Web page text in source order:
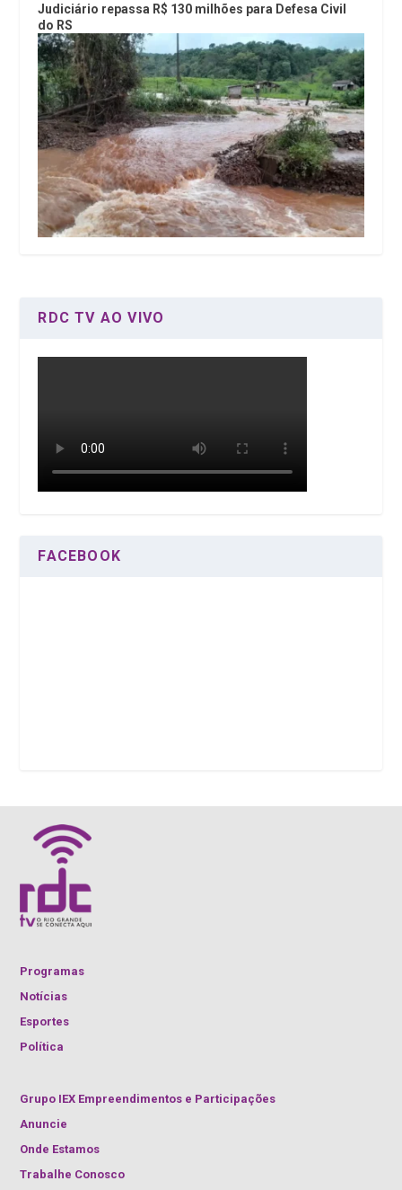
Judiciário repassa R$ 130 milhões para Defesa Civil
do RS
RDC TV AO VIVO
FACEBOOK
Programas
Notícias
Esportes
Política
Grupo IEX Empreendimentos e Participações
Anuncie
Onde Estamos
Trabalhe Conosco